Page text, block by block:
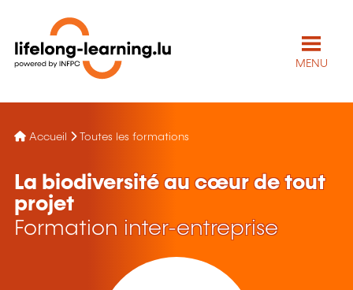
MENU
Accueil Toutes les formations
La biodiversité au cœur de tout
projet
Formation inter-entreprise